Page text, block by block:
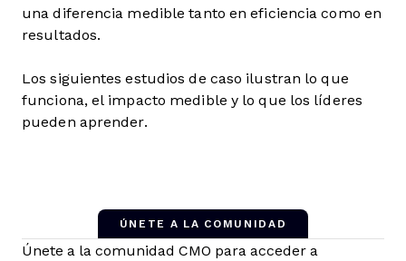
una diferencia medible tanto en eficiencia como en
resultados.
Los siguientes estudios de caso ilustran lo que
funciona, el impacto medible y lo que los líderes
pueden aprender.
ÚNETE A LA COMUNIDAD
Únete a la comunidad CMO para acceder a